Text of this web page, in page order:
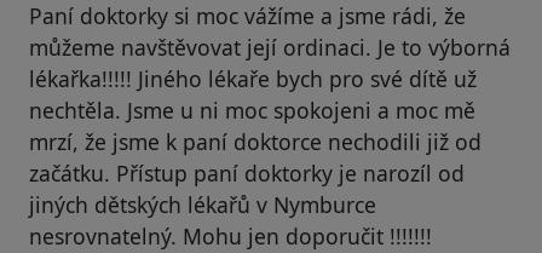
Paní doktorky si moc vážíme a jsme rádi, že
můžeme navštěvovat její ordinaci. Je to výborná
lékařka!!!!! Jiného lékaře bych pro své dítě už
nechtěla. Jsme u ni moc spokojeni a moc mě
mrzí, že jsme k paní doktorce nechodili již od
začátku. Přístup paní doktorky je narozíl od
jiných dětských lékařů v Nymburce
nesrovnatelný. Mohu jen doporučit !!!!!!!